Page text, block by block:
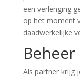
een verlenging
op het moment
daadwerkelijke
Beheer
Als partner krijg